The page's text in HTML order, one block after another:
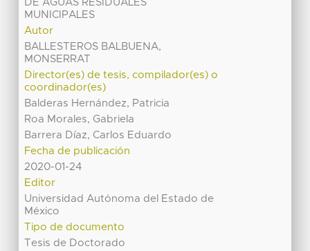
DE AGUAS RESIDUALES
MUNICIPALES
Autor
BALLESTEROS BALBUENA,
MONSERRAT
Director(es) de tesis, compilador(es) o
coordinador(es)
Balderas Hernández, Patricia
Roa Morales, Gabriela
Barrera Díaz, Carlos Eduardo
Fecha de publicación
2020-01-24
Editor
Universidad Autónoma del Estado de
México
Tipo de documento
Tesis de Doctorado